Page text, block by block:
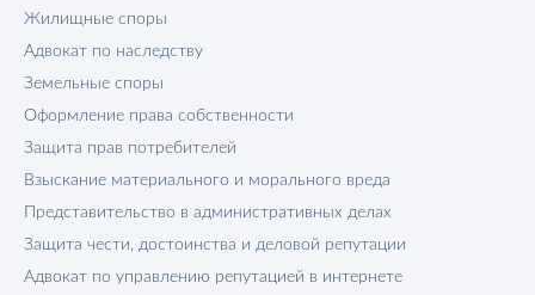
Жилищные споры
Адвокат по наследству
Земельные споры
Оформление права собственности
Защита прав потребителей
Взыскание материального и морального вреда
Представительство в административных делах
Защита чести, достоинства и деловой репутации
Адвокат по управлению репутацией в интернете